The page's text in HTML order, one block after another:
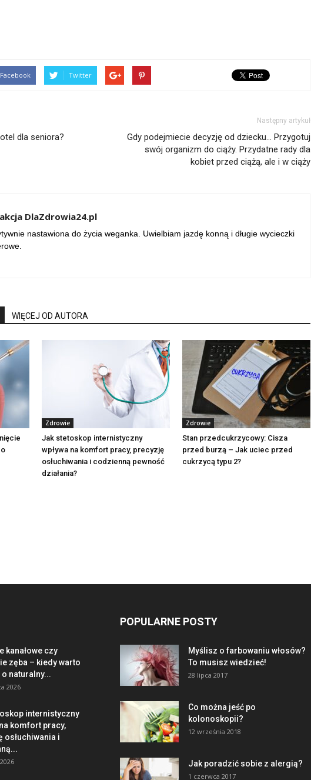
Facebook Twitter
dla seniora?
Następny artykuł
Gdy podejmiecie decyzję od dziecku… Przygotuj
swój organizm do ciąży. Przydatne rady dla
kobiet przed ciążą, ale i w ciąży
DlaZdrowia24.pl
nastawiona do życia weganka. Uwielbiam jazdę konną i długie wycieczki
WIĘCEJ OD AUTORA
Zdrowie
Jak stetoskop internistyczny
wpływa na komfort pracy, precyzję
osłuchiwania i codzienną pewność
działania?
Zdrowie
Stan przedcukrzycowy: Cisza
przed burzą – Jak uciec przed
cukrzycą typu 2?
kanałowe czy
zęba – kiedy warto
naturalny...
2026
internistyczny
komfort pracy,
osłuchiwania i
POPULARNE POSTY
Myślisz o farbowaniu włosów?
To musisz wiedzieć!
28 lipca 2017
Co można jeść po
kolonoskopii?
12 września 2018
Jak poradzić sobie z alergią?
1 czerwca 2017